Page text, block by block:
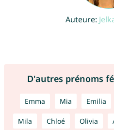
Auteure:
D'autres prénoms
Emma Mia Emilia
Mila Chloé Olivia